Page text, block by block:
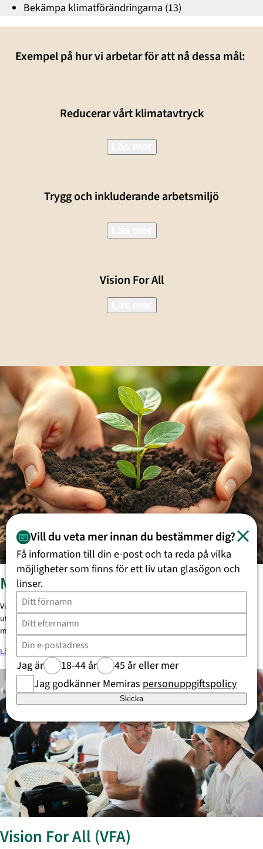
Bekämpa klimatförändringarna (13)
Exempel på hur vi arbetar för att nå dessa mål:
Reducerar vårt klimatavtryck
Trygg och inkluderande arbetsmiljö
Vision For All
Miljömässig hållbarhet
Vi strävar efter att aktivt bidra till en bättre miljö genom att kontinuerligt
utvärdera och förbättra våra processer, med fokus på att minska vår
miljöpåverkan.
Läs mer om vårt miljöarbete
Vision For All (VFA)
Vill du veta mer innan du bestämmer dig?
Få information till din e-post och ta reda på vilka
möjligheter som finns för ett liv utan glasögon och
linser.
Jag är 18-44 år
45 år eller mer
Jag godkänner Memiras personuppgiftspolicy
Skicka